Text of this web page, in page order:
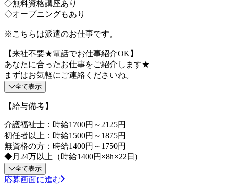
◇無料資格講座あり
◇オープニングもあり
※こちらは派遣のお仕事です。
【来社不要★電話でお仕事紹介OK】
あなたに合ったお仕事をご紹介します★
まずはお気軽にご連絡くださいね。
全て表示
【給与備考】
介護福祉士：時給1700円～2125円
初任者以上：時給1500円～1875円
無資格の方：時給1400円～1750円
◆月24万以上（時給1400円×8h×22日)
全て表示
応募画面に進む